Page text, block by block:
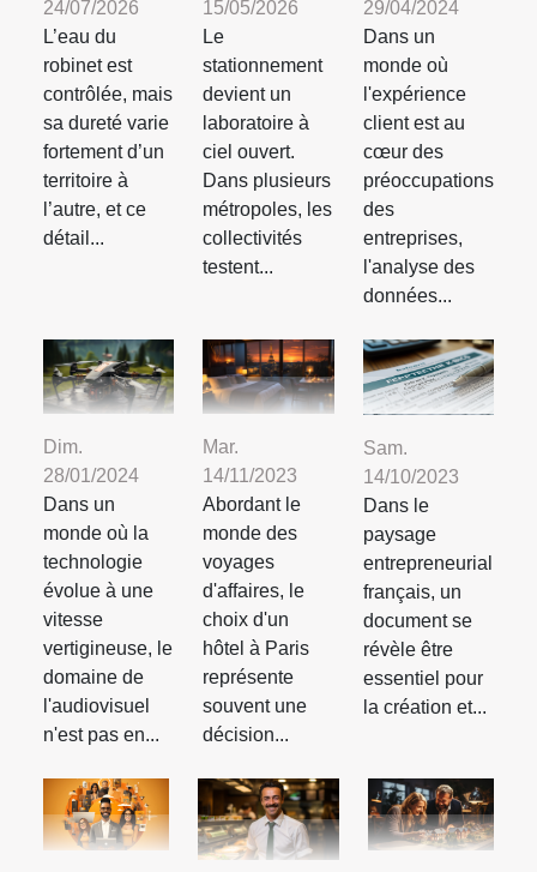
24/07/2026
L’eau du
robinet est
contrôlée, mais
sa dureté varie
fortement d’un
territoire à
l’autre, et ce
détail...
15/05/2026
Le
stationnement
devient un
laboratoire à
ciel ouvert.
Dans plusieurs
métropoles, les
collectivités
testent...
29/04/2024
Dans un
monde où
l'expérience
client est au
cœur des
préoccupations
des
entreprises,
l'analyse des
données...
Dim.
28/01/2024
Dans un
monde où la
technologie
évolue à une
vitesse
vertigineuse, le
domaine de
l'audiovisuel
n'est pas en...
Mar.
14/11/2023
Abordant le
monde des
voyages
d'affaires, le
choix d'un
hôtel à Paris
représente
souvent une
décision...
Sam.
14/10/2023
Dans le
paysage
entrepreneurial
français, un
document se
révèle être
essentiel pour
la création et...